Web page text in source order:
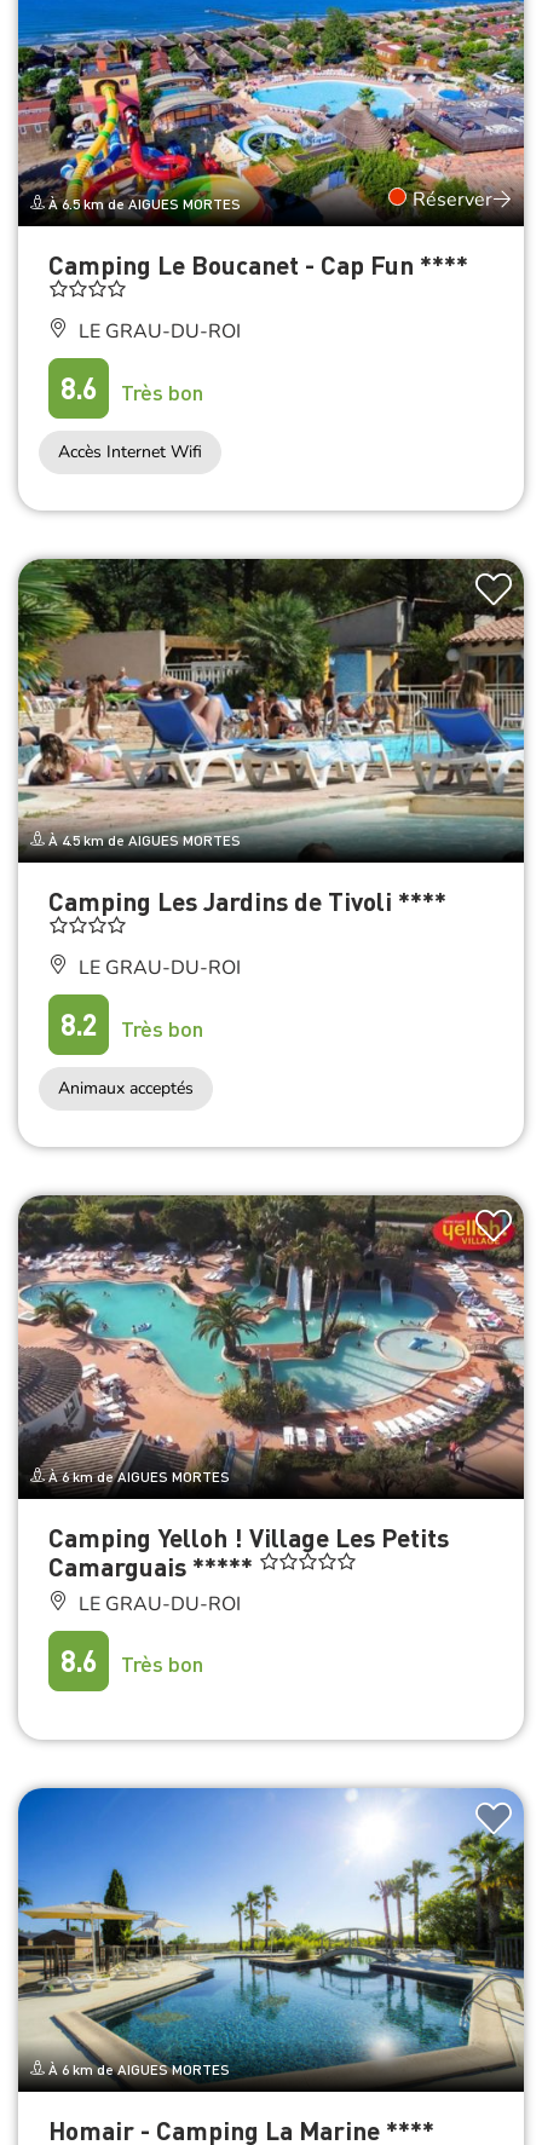
À 6.5 km de AIGUES MORTES Réserver
Camping Le Boucanet - Cap Fun ****
LE GRAU-DU-ROI
8.6 Très bon
Accès Internet Wifi
À 4.5 km de AIGUES MORTES
Camping Les Jardins de Tivoli ****
LE GRAU-DU-ROI
8.2 Très bon
Animaux acceptés
À 6 km de AIGUES MORTES
Camping Yelloh ! Village Les Petits
Camarguais *****
LE GRAU-DU-ROI
8.6 Très bon
À 6 km de AIGUES MORTES
Homair - Camping La Marine ****